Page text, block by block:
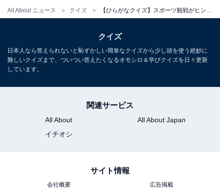
All About ニュース クイズ 【ひらがなクイズ】スポーツ観戦がヒント！ 「共通の2文字」を1分以内で当ててみよう
クイズ
日本人なら答えられないと恥ずかしい簡単なクイズから少し頭を使う絶妙に
難しいクイズまで、ついつい答えたくなるオモシロ＆学びクイズを日々更新
しています。
関連サービス
All About
All About Japan
イチオシ
サイト情報
会社概要
広告掲載